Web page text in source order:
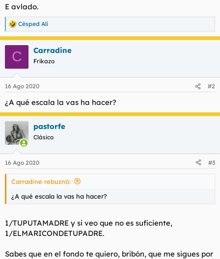
E avlado.
R
e
a
e
:
Césped Alí
C Carradine
Frikazo
16 Ago 2020 #2
¿A qué escala la vas ha hacer?
pastorfe
Clásico
16 Ago 2020 #3
Carradine rebuznó:
¿A qué escala la vas ha hacer?
1/TUPUTAMADRE y si veo que no es suficiente,
1/ELMARICONDETUPADRE.
Sabes que en el fondo te quiero, bribón, que me sigues por